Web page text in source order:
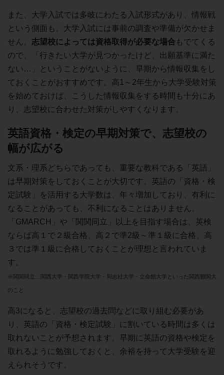
また、大学入試では多岐にわたる入試形式があり、情報戦
という側面も。大学入試には事前の調査や準備が欠かせま
せん。 志望校によっては資格取得が必要な場合 もでてくる
ので、「行きたい大学が見つかったけど、出願基準に満た
ない…」ということがないように、早期から情報収集をし
ておくことがおすすめです。高1～2年生から大学受験対策
を始めておけば、こうした情報収集をする時間も十分にあ
り、志望校に合わせた対策がしやすくなります。
英語資格・検定の早期対策で、志望校の
幅が広がる
文系・理系どちらであっても、重要な教科である「英語」
は早期対策をしておくことが大切です。英語の「資格・検
定試験」を活用する大学数は、年々増加しており、有利に
なることがあっても、不利になることはありません。
「GMARCH」や「関関同立」以上を目指す場合は、英検
ならば高１で２級合格、高２で準2級～準１級に合格、高
３では準１級に合格しておくことが理想と言われていま
す。
※関関同立…関西大学・関西学院大学・同志社大学・立命館大学といった関西難関大
のこと
高3になると、志望校の過去問などに取り組む必要があ
り、英語の「資格・検定試験」に割いている時間は多くは
取れないことが予想されます。早期に英語の資格や検定を
取れるように勉強しておくと、余裕を持って大学受験を迎
えられそうです。